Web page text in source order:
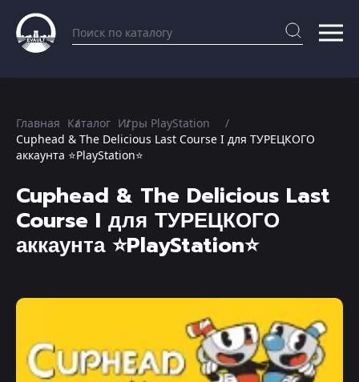
Главная Каталог Игры PlayStation
Cuphead & The Delicious Last Course I для ТУРЕЦКОГО
аккаунта ⭐PlayStation⭐
Cuphead & The Delicious Last
Course I для ТУРЕЦКОГО
аккаунта ⭐PlayStation⭐